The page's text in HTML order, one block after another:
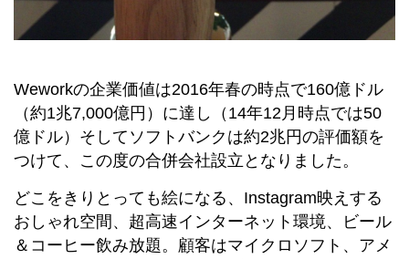
Weworkの企業価値は2016年春の時点で160億ドル
（約1兆7,000億円）に達し（14年12月時点では50
億ドル）そしてソフトバンクは約2兆円の評価額を
つけて、この度の合併会社設立となりました。
どこをきりとっても絵になる、Instagram映えする
おしゃれ空間、超高速インターネット環境、ビール
＆コーヒー飲み放題。顧客はマイクロソフト、アメ